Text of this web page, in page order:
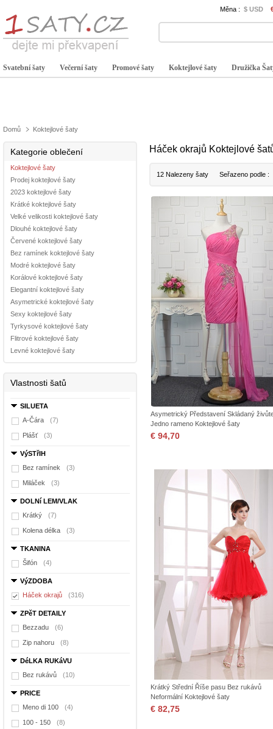
Měna : $ USD
Svatební šaty Večerní šaty Promové šaty Koktejlové šaty Družička
Domů Koktejlové šaty
Kategorie oblečení
Koktejlové šaty
Prodej koktejlové šaty
2023 koktejlové šaty
Krátké koktejlové šaty
Velké velikosti koktejlové šaty
Dlouhé koktejlové šaty
Červené koktejlové šaty
Bez ramínek koktejlové šaty
Modré koktejlové šaty
Korálové koktejlové šaty
Elegantní koktejlové šaty
Asymetrické koktejlové šaty
Sexy koktejlové šaty
Tyrkysové koktejlové šaty
Flitrové koktejlové šaty
Levné koktejlové šaty
Vlastnosti šatů
SILUETA
A-Čára
(7)
Plášť (3)
VýSTřIH
Bez ramínek
(3)
Miláček (3)
DOLNí LEM/VLAK
Krátký
(7)
Kolena délka (3)
TKANINA
Šifón
(4)
VýZDOBA
Háček okrajů
(316)
ZPěT DETAILY
Bezzadu
(6)
Zip nahoru (8)
DéLKA RUKáVU
Bez rukávů
(10)
PRICE
Meno di 100
(4)
100 - 150 (8)
Háček okrajů Koktejlové
12 Nalezeny šaty Seřazeno podle :
Asymetrický Představení Skládaný
Jedno rameno Koktejlové šaty
€ 94,70
Krátký Střední Říše pasu Bez rukávů
Neformální Koktejlové šaty
€ 82,75